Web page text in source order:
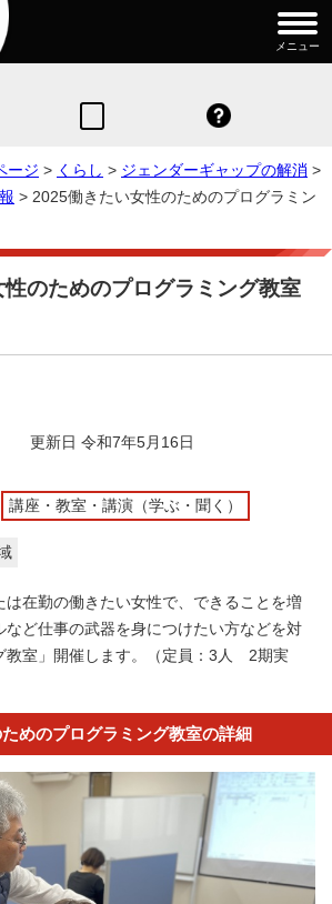
メニュー
ージ > くらし > ジェンダーギャップの解消 >
> 2025働きたい女性のためのプログラミン
のためのプログラミング教室
更新日 令和7年5月16日
講座・教室・講演（学ぶ・聞く）
在勤の働きたい女性で、できることを増
など仕事の武器を身につけたい方などを対
教室」開催します。（定員：3人 2期実
めのプログラミング教室の詳細